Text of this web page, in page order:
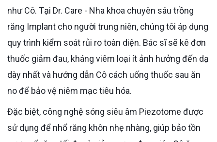
như Cô. Tại Dr. Care - Nha khoa chuyên sâu trồng
răng Implant cho người trung niên, chúng tôi áp dụng
quy trình kiểm soát rủi ro toàn diện. Bác sĩ sẽ kê đơn
thuốc giảm đau, kháng viêm loại ít ảnh hưởng đến dạ
dày nhất và hướng dẫn Cô cách uống thuốc sau ăn
no để bảo vệ niêm mạc tiêu hóa.
Đặc biệt, công nghệ sóng siêu âm Piezotome được
sử dụng để nhổ răng khôn nhẹ nhàng, giúp bảo tồn